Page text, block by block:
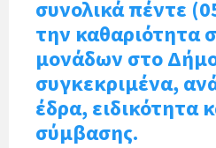
συνολικά πέντε
την καθαριότητα
μονάδων στο
συγκεκριμένα,
έδρα, ειδικότητα
σύμβασης.